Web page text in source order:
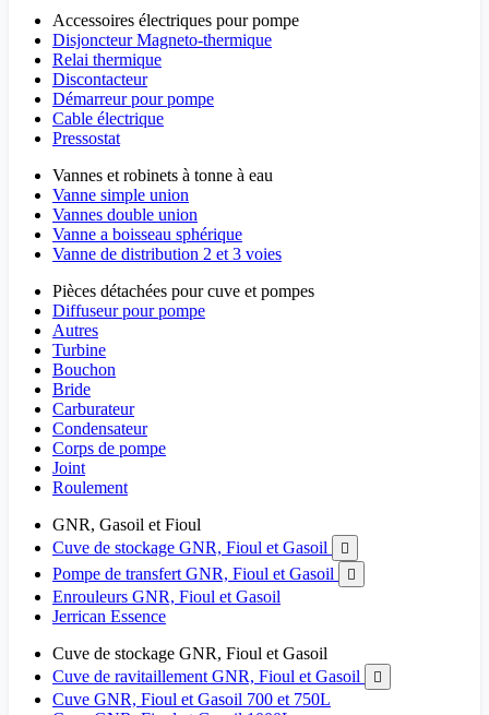
Accessoires électriques pour pompe
Disjoncteur Magneto-thermique
Relai thermique
Discontacteur
Démarreur pour pompe
Cable électrique
Pressostat
Vannes et robinets à tonne à eau
Vanne simple union
Vannes double union
Vanne a boisseau sphérique
Vanne de distribution 2 et 3 voies
Pièces détachées pour cuve et pompes
Diffuseur pour pompe
Autres
Turbine
Bouchon
Bride
Carburateur
Condensateur
Corps de pompe
Joint
Roulement
GNR, Gasoil et Fioul
Cuve de stockage GNR, Fioul et Gasoil

Pompe de transfert GNR, Fioul et Gasoil 
Enrouleurs GNR, Fioul et Gasoil
Jerrican Essence
Cuve de stockage GNR, Fioul et Gasoil
Cuve de ravitaillement GNR, Fioul et Gasoil

Cuve GNR, Fioul et Gasoil 700 et 750L